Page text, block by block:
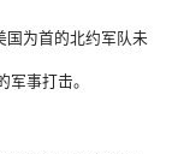
国为首的北约军队未
事打击。